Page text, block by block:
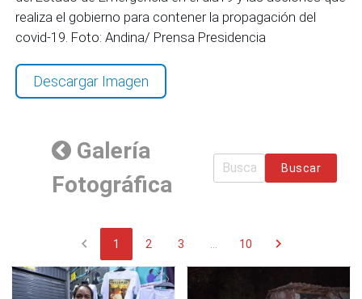
realiza el gobierno para contener la propagación del
covid-19. Foto: Andina/ Prensa Presidencia
Descargar Imagen
Galería
Fotográfica
Buscar
chevron_left 1 2 3 10 chevron_right